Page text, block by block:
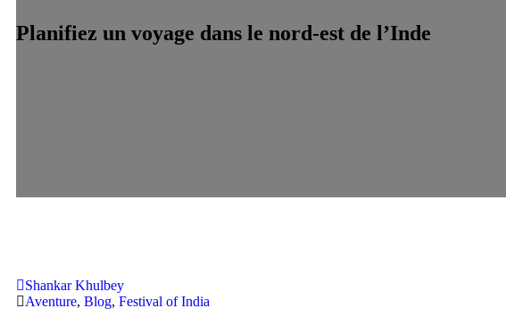
Planifiez un voyage dans le nord-est de l’Inde
Shankar Khulbey
Aventure, Blog, Festival of India